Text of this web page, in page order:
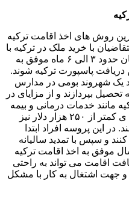
روش های اخذ اقامت ترکیه
با خرید ملک در ترکیه با
مبلغ ۲۵۰ هزار دلار می توانند در زمان حدود ۳ الی ۶ ماه موفق به
دریافت پاسپورت ترکیه شوند.
یک شهروند بومی در مدارس
بپردازند و از مزایای در
مانند خدمات درمانی و بیمه
نیز استفاده کنند. البته افراد با هزینه ی کمتر از ۲۵۰ هزار دلار نیز
در این پروسه افراد ابتدا
می کنند و سپس با تمدید سالیانه
توریستی به مدت ۸ الی ۱۰ سال موفق به اخذ اقامت ترکیه
اقامت می تواند به راحتی
جهت اشتغال به کار با مشکل